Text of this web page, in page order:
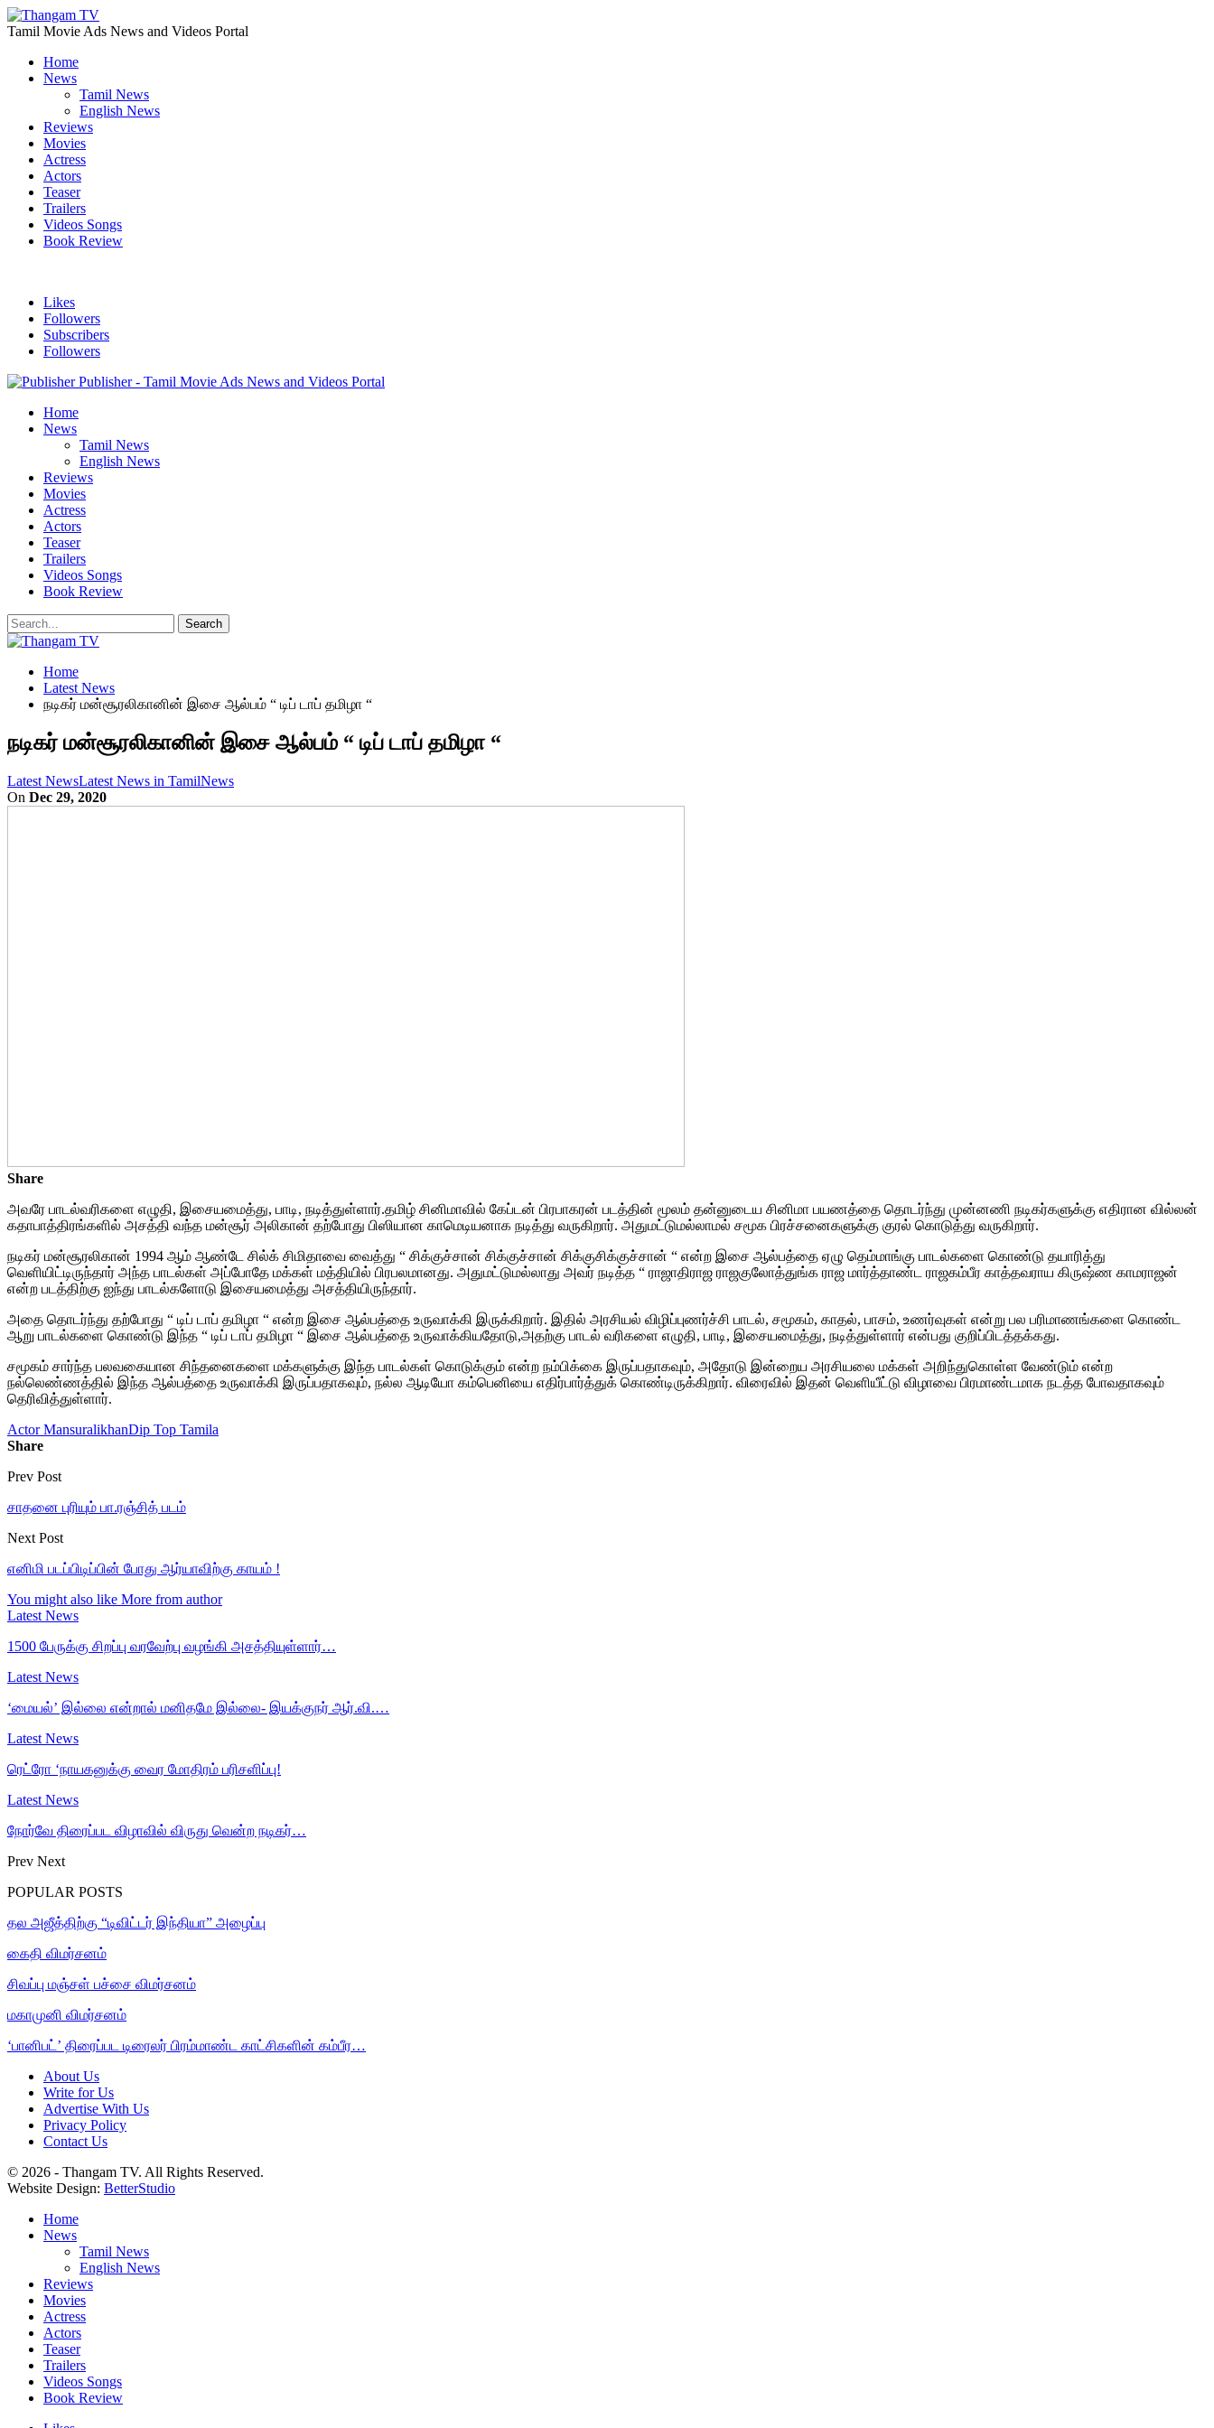
Tamil Movie Ads News and Videos Portal
Home
News
Tamil News
English News
Reviews
Movies
Actress
Actors
Teaser
Trailers
Videos Songs
Book Review
Likes
Followers
Subscribers
Followers
Publisher - Tamil Movie Ads News and Videos Portal
Home
News
Tamil News
English News
Reviews
Movies
Actress
Actors
Teaser
Trailers
Videos Songs
Book Review
Home
Latest News
நடிகர் மன்சூரலிகானின் இசை ஆல்பம் “ டிப் டாப் தமிழா “
நடிகர் மன்சூரலிகானின் இசை ஆல்பம் “ டிப் டாப் தமிழா “
Latest NewsLatest News in TamilNews
On Dec 29, 2020
Share
அவரே பாடல்வரிகளை எழுதி, இசையமைத்து, பாடி, நடித்துள்ளார்.தமிழ் சினிமாவில் கேப்டன் பிரபாகரன் படத்தின் மூலம் தன்னுடைய சினிமா பயணத்தை தொடர்ந்து முன்னணி நடிகர்களுக்கு எதிரான வில்லன்
கதாபாத்திரங்களில் அசத்தி வந்த மன்சூர் அலிகான் தற்போது பிஸியான காமெடியனாக நடித்து வருகிறார். அதுமட்டுமல்லாமல் சமூக பிரச்சனைகளுக்கு குரல் கொடுத்து வருகிறார்.
நடிகர் மன்சூரலிகான் 1994 ஆம் ஆண்டே சில்க் சிமிதாவை வைத்து “ சிக்குச்சான் சிக்குச்சான் சிக்குசிக்குச்சான் “ என்ற இசை ஆல்பத்தை ஏழு தெம்மாங்கு பாடல்களை கொண்டு தயாரித்து
வெளியிட்டிருந்தார் அந்த பாடல்கள் அப்போதே மக்கள் மத்தியில் பிரபலமானது. அதுமட்டுமல்லாது அவர் நடித்த “ ராஜாதிராஜ ராஜகுலோத்துங்க ராஜ மார்த்தாண்ட ராஜகம்பீர காத்தவராய கிருஷ்ண காமராஜன்
என்ற படத்திற்கு ஐந்து பாடல்களோடு இசையமைத்து அசத்தியிருந்தார்.
அதை தொடர்ந்து தற்போது “ டிப் டாப் தமிழா “ என்ற இசை ஆல்பத்தை உருவாக்கி இருக்கிறார். இதில் அரசியல் விழிப்புணர்ச்சி பாடல், சமூகம், காதல், பாசம், உணர்வுகள் என்று பல பரிமாணங்களை கொண்ட
ஆறு பாடல்களை கொண்டு இந்த “ டிப் டாப் தமிழா “ இசை ஆல்பத்தை உருவாக்கியதோடு,அதற்கு பாடல் வரிகளை எழுதி, பாடி, இசையமைத்து, நடித்துள்ளார் என்பது குறிப்பிடத்தக்கது.
சமூகம் சார்ந்த பலவகையான சிந்தனைகளை மக்களுக்கு இந்த பாடல்கள் கொடுக்கும் என்ற நம்பிக்கை இருப்பதாகவும், அதோடு இன்றைய அரசியலை மக்கள் அறிந்துகொள்ள வேண்டும் என்ற
நல்லெண்ணத்தில் இந்த ஆல்பத்தை உருவாக்கி இருப்பதாகவும், நல்ல ஆடியோ கம்பெனியை எதிர்பார்த்துக் கொண்டிருக்கிறார். விரைவில் இதன் வெளியீட்டு விழாவை பிரமாண்டமாக நடத்த போவதாகவும்
தெரிவித்துள்ளார்.
Actor MansuralikhanDip Top Tamila
Share
Prev Post
சாதனை புரியும் பா.ரஞ்சித் படம்
Next Post
எனிமி படப்பிடிப்பின் போது ஆர்யாவிற்கு காயம் !
You might also like More from author
Latest News
1500 பேருக்கு சிறப்பு வரவேற்பு வழங்கி அசத்தியுள்ளார்…
Latest News
‘மையல்’ இல்லை என்றால் மனிதமே இல்லை- இயக்குநர் ஆர்.வி.…
Latest News
ரெட்ரோ ‘நாயகனுக்கு வைர மோதிரம் பரிசளிப்பு!
Latest News
நோர்வே திரைப்பட விழாவில் விருது வென்ற நடிகர்…
Prev Next
POPULAR POSTS
தல அஜீத்திற்கு “டிவிட்டர் இந்தியா” அழைப்பு
கைதி விமர்சனம்
சிவப்பு மஞ்சள் பச்சை விமர்சனம்
மகாமுனி விமர்சனம்
‘பானிபட்’ திரைப்பட டிரைலர் பிரம்மாண்ட காட்சிகளின் கம்பீர…
About Us
Write for Us
Advertise With Us
Privacy Policy
Contact Us
© 2026 - Thangam TV. All Rights Reserved.
Website Design: BetterStudio
Home
News
Tamil News
English News
Reviews
Movies
Actress
Actors
Teaser
Trailers
Videos Songs
Book Review